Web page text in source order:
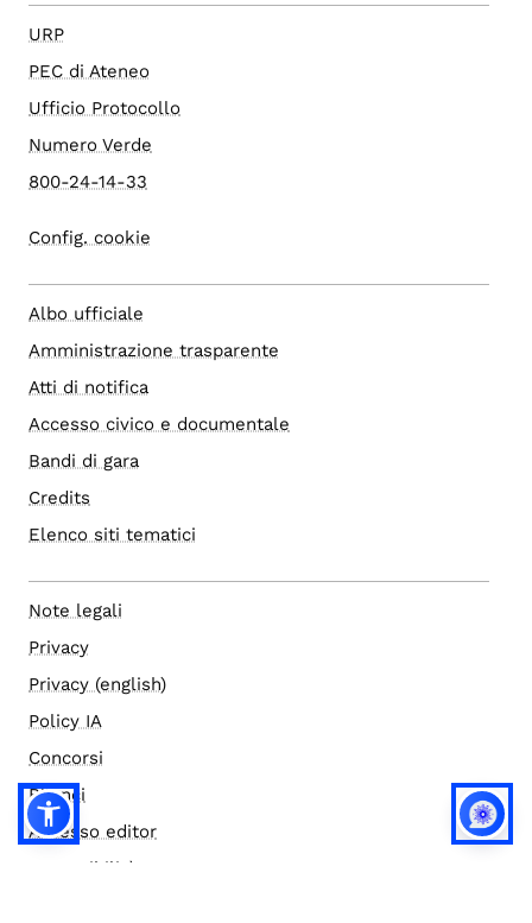
URP
PEC di Ateneo
Ufficio Protocollo
Numero Verde
800-24-14-33
Config. cookie
Albo ufficiale
Amministrazione trasparente
Atti di notifica
Accesso civico e documentale
Bandi di gara
Credits
Elenco siti tematici
Note legali
Privacy
Privacy (english)
Policy IA
Concorsi
Bilanci
Accesso editor
Accessibilità